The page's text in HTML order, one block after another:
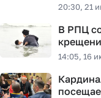
20:30, 21
В РПЦ
14:05, 16